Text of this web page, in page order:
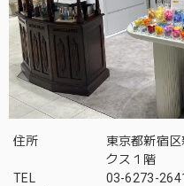
住所
東京都新宿
クス１階
TEL
03-6273-